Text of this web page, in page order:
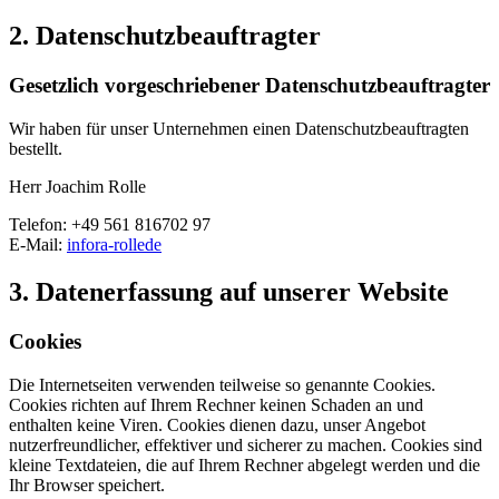
2. Datenschutzbeauftragter
Gesetzlich vorgeschriebener Datenschutzbeauftragter
Wir haben für unser Unternehmen einen Datenschutzbeauftragten
bestellt.
Herr Joachim Rolle
Telefon: +49 561 816702 97
E-Mail: infora-rollede
3. Datenerfassung auf unserer Website
Cookies
Die Internetseiten verwenden teilweise so genannte Cookies.
Cookies richten auf Ihrem Rechner keinen Schaden an und
enthalten keine Viren. Cookies dienen dazu, unser Angebot
nutzerfreundlicher, effektiver und sicherer zu machen. Cookies sind
kleine Textdateien, die auf Ihrem Rechner abgelegt werden und die
Ihr Browser speichert.